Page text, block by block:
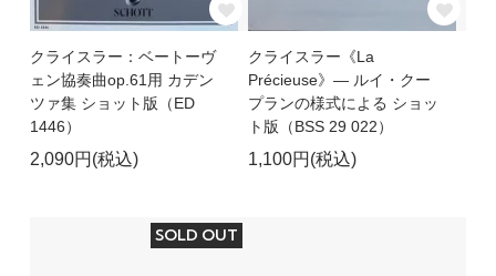
クライスラー：ベートーヴ
ェン協奏曲op.61用 カデン
ツァ集 ショット版（ED
1446）
2,090円(税込)
クライスラー《La
Précieuse》― ルイ・クー
プランの様式による ショッ
ト版（BSS 29 022）
1,100円(税込)
SOLD OUT